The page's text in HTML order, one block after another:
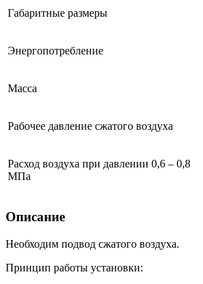
Габаритные размеры
Энергопотребление
Масса
Рабочее давление сжатого воздуха
Расход воздуха при давлении 0,6 – 0,8
МПа
Описание
Необходим подвод сжатого воздуха.
Принцип работы установки: